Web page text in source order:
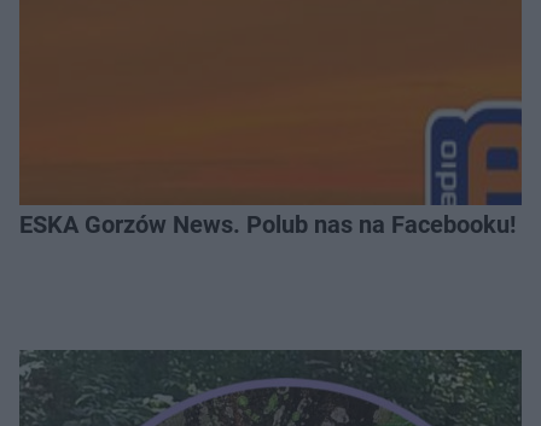
ESKA Gorzów News. Polub nas na Facebooku!